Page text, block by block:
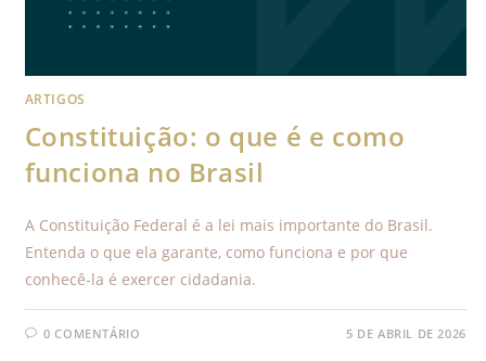
ARTIGOS
Constituição: o que é e como
funciona no Brasil
A Constituição Federal é a lei mais importante do Brasil.
Entenda o que ela garante, como funciona e por que
conhecê-la é exercer cidadania.
0 COMENTÁRIO 5 DE ABRIL DE 2026